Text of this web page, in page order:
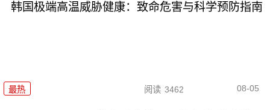
韩国极端高温威胁健康：致命危害与科学预防指南
最热 阅读 3462 08-05